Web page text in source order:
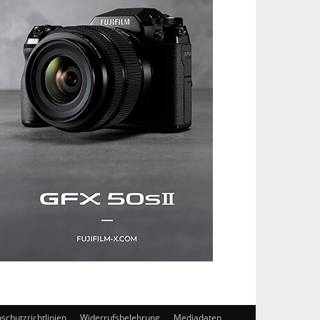
Widerrufsbelehrung Mediadaten